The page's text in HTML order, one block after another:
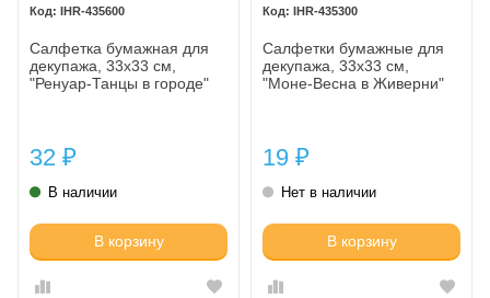
IHR-435600
Салфетка бумажная для
декупажа, 33х33 см,
"Ренуар-Танцы в городе"
32 ₽
В наличии
В корзину
IHR-435300
Салфетки бумажные для
декупажа, 33х33 см,
"Моне-Весна в Живерни"
19 ₽
Нет в наличии
В корзину